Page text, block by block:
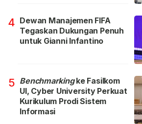
4 Dewan Manajemen FIFA
Tegaskan Dukungan Penuh
untuk Gianni Infantino
5 Benchmarkingke Fasilkom
UI, Cyber University Perkuat
Kurikulum Prodi Sistem
Informasi